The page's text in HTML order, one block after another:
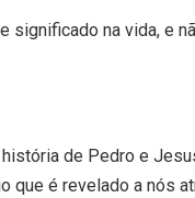
na vida, e
de Pedro e
é revelado a nós